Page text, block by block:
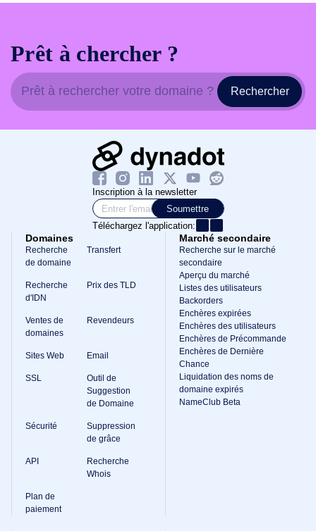
Prêt à chercher ?
Rechercher
Inscription à la newsletter
Soumettre
Téléchargez l'application:
Domaines
Recherche
de domaine
Transfert
Recherche
d'IDN
Prix des TLD
Ventes de
domaines
Revendeurs
Sites Web Email
SSL
Outil de
Suggestion
de Domaine
Sécurité
Suppression
de grâce
API
Recherche
Whois
Plan de
paiement
Marché secondaire
Recherche sur le marché
secondaire
Aperçu du marché
Listes des utilisateurs
Backorders
Enchères expirées
Enchères des utilisateurs
Enchères de Précommande
Enchères de Dernière
Chance
Liquidation des noms de
domaine expirés
NameClub Beta